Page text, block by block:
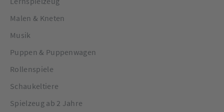
Malen & Kneten
Musik
Puppen & Puppenwagen
Rollenspiele
Schaukeltiere
Spielzeug ab 2 Jahre